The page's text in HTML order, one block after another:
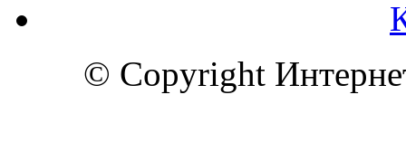
© Copyright